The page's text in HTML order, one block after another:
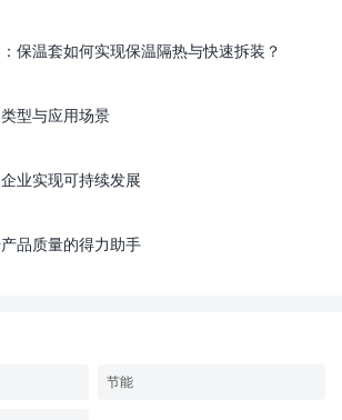
保温套如何实现保温隔热与快速拆装？
型与应用场景
业实现可持续发展​
品质量的得力助手
节能